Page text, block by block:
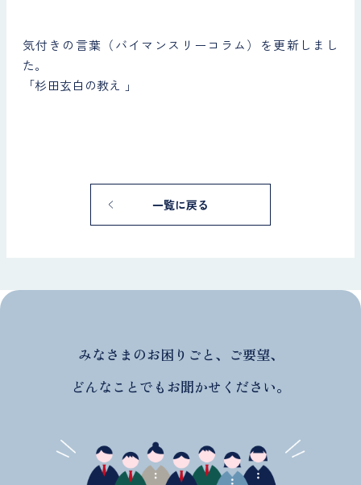
気付きの言葉（バイマンスリーコラム）を更新しまし
た。
「杉田玄白の教え 」
一覧に戻る
みなさまのお困りごと、ご要望、
どんなことでもお聞かせください。